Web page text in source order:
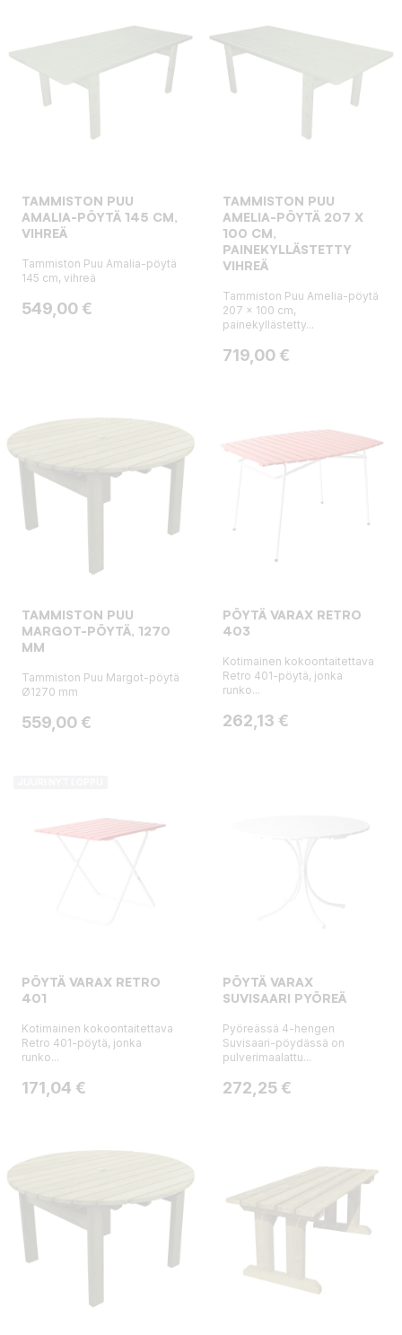
TAMMISTON PUU
AMALIA-PÖYTÄ 145 CM,
VIHREÄ
Tammiston Puu Amalia-pöytä
145 cm, vihreä
Hinta
549,00 €
TAMMISTON PUU
AMELIA-PÖYTÄ 207 X
100 CM,
PAINEKYLLÄSTETTY
VIHREÄ
Tammiston Puu Amelia-pöytä
207 x 100 cm,
painekyllästetty...
Hinta
719,00 €
TAMMISTON PUU
MARGOT-PÖYTÄ, 1270
MM
Tammiston Puu Margot-pöytä
Ø1270 mm
Hinta
559,00 €
PÖYTÄ VARAX RETRO
403
Kotimainen kokoontaitettava
Retro 401-pöytä, jonka
runko...
Hinta
262,13 €
PÖYTÄ VARAX RETRO
401
Kotimainen kokoontaitettava
Retro 401-pöytä, jonka
runko...
Hinta
171,04 €
PÖYTÄ VARAX
SUVISAARI PYÖREÄ
Pyöreässä 4-hengen
Suvisaari-pöydässä on
pulverimaalattu...
Hinta
272,25 €